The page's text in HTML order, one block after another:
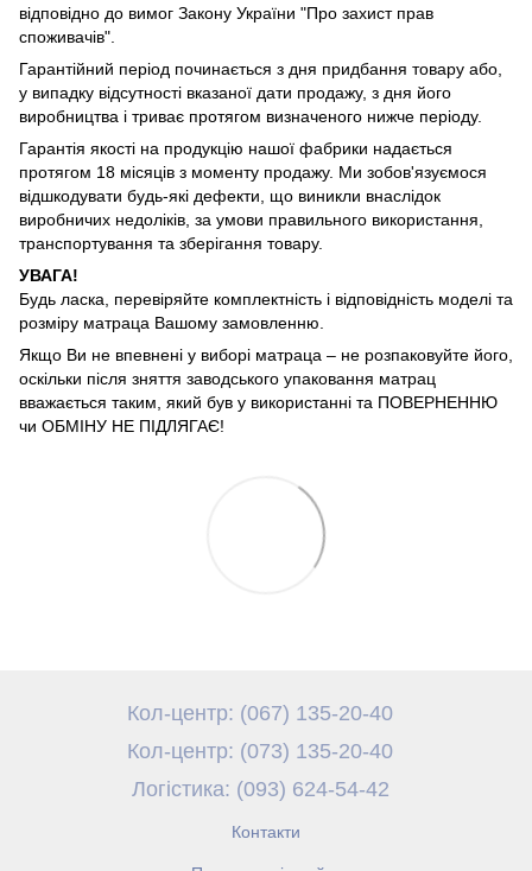
відповідно до вимог Закону України "Про захист прав
споживачів".
Гарантійний період починається з дня придбання товару або,
у випадку відсутності вказаної дати продажу, з дня його
виробництва і триває протягом визначеного нижче періоду.
Гарантія якості на продукцію нашої фабрики надається
протягом 18 місяців з моменту продажу. Ми зобов'язуємося
відшкодувати будь-які дефекти, що виникли внаслідок
виробничих недоліків, за умови правильного використання,
транспортування та зберігання товару.
УВАГА!
Будь ласка, перевіряйте комплектність і відповідність моделі та
розміру матраца Вашому замовленню.
Якщо Ви не впевнені у виборі матраца – не розпаковуйте його,
оскільки після зняття заводського упаковання матрац
вважається таким, який був у використанні та ПОВЕРНЕННЮ
чи ОБМІНУ НЕ ПІДЛЯГАЄ!
Кол-центр: (067) 135-20-40
Кол-центр: (073) 135-20-40
Логістика: (093) 624-54-42
Контакти